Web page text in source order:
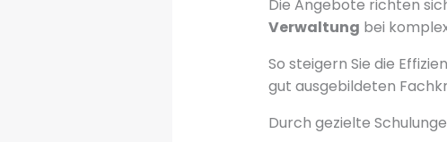
Die Angebote richten
Verwaltung bei
So steigern Sie die
gut ausgebildeten
Durch gezielte